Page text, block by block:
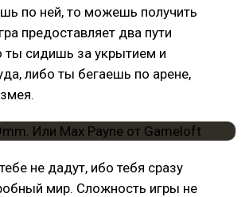
по ней, то можешь получить
предоставляет два пути
ты сидишь за укрытием и
либо ты бегаешь по арене,
не дадут, ибо тебя сразу
мир. Сложность игры не